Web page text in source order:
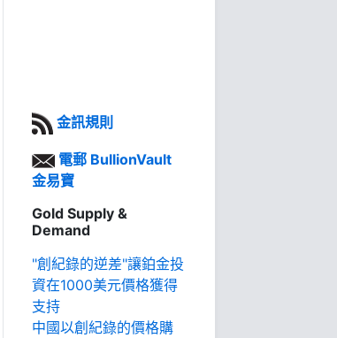
金訊規則
電郵 BullionVault
金易寶
Gold Supply &
Demand
"創紀錄的逆差"讓鉑金投
資在1000美元價格獲得
支持
中國以創紀錄的價格購